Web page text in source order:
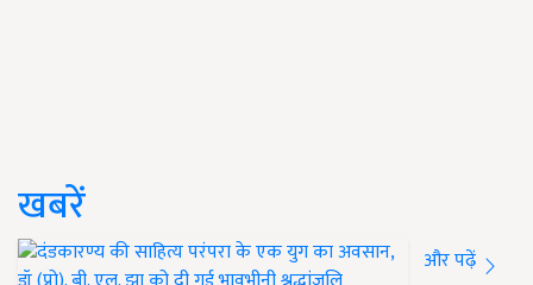
खबरें
और पढ़ें